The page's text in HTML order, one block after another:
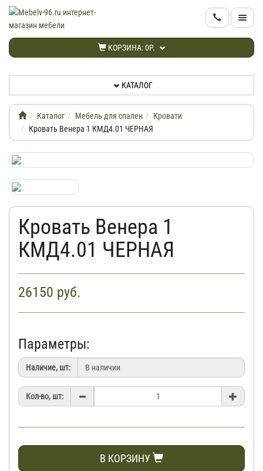
КОРЗИНА:0Р.
КАТАЛОГ
НОВИНКИ
ИНФОРМАЦИЯ
ДОСТАВКА
КАБИНЕТ
КОНТАКТЫ
КАТАЛОГ
Каталог Мебель для спален
Кровати
Кровать Венера 1 КМД4.01 ЧЕРНАЯ
Кровать Венера 1
КМД4.01 ЧЕРНАЯ
26150 руб.
Параметры:
Наличие, шт:
Кол-во, шт:
В КОРЗИНУ